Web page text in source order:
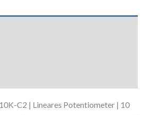
C2 | Lineares Potentiometer | 10